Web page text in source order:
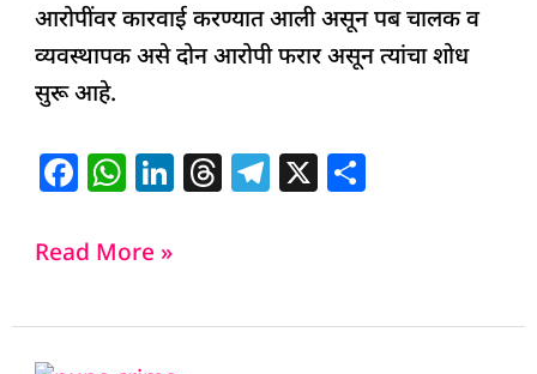
आरोपींवर कारवाई करण्यात आली असून पब चालक व
व्यवस्थापक असे दोन आरोपी फरार असून त्यांचा शोध
सुरू आहे.
F
c
b
W
at
A
Li
dI
T
d
T
ra
X
Read More »